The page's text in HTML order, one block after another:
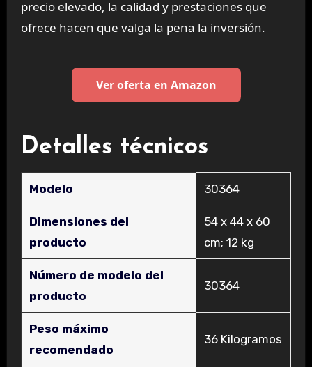
precio elevado, la calidad y prestaciones que
ofrece hacen que valga la pena la inversión.
Ver oferta en Amazon
Detalles técnicos
Modelo ‎30364
Dimensiones del
producto
‎54 x 44 x 60
cm; 12 kg
Número de modelo del
producto
‎30364
Peso máximo
recomendado
‎36 Kilogramos